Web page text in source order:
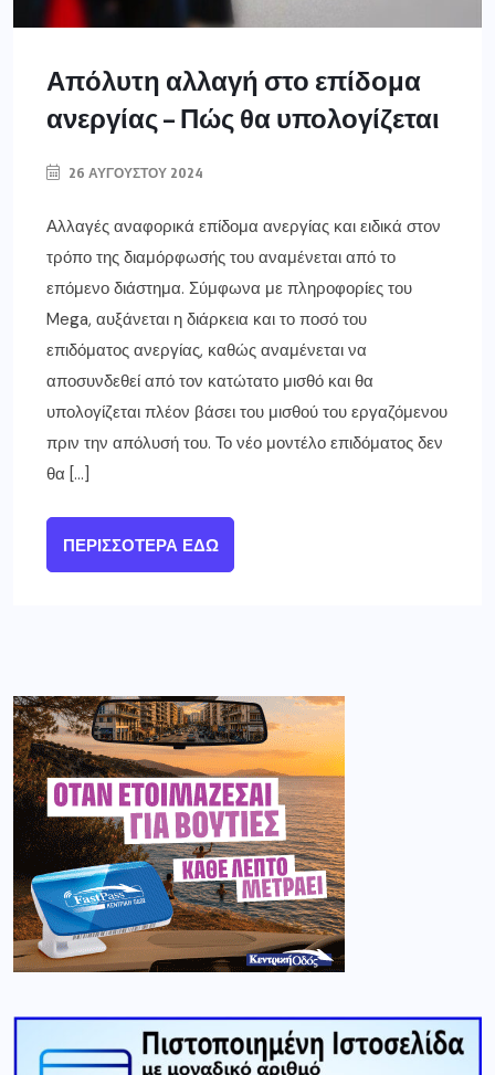
Απόλυτη αλλαγή στο επίδομα
ανεργίας – Πώς θα υπολογίζεται
26 ΑΥΓΟΎΣΤΟΥ 2024
Αλλαγές αναφορικά επίδομα ανεργίας και ειδικά στον
τρόπο της διαμόρφωσής του αναμένεται από το
επόμενο διάστημα. Σύμφωνα με πληροφορίες του
Mega, αυξάνεται η διάρκεια και το ποσό του
επιδόματος ανεργίας, καθώς αναμένεται να
αποσυνδεθεί από τον κατώτατο μισθό και θα
υπολογίζεται πλέον βάσει του μισθού του εργαζόμενου
πριν την απόλυσή του. Το νέο μοντέλο επιδόματος δεν
θα […]
ΠΕΡΙΣΣΌΤΕΡΑ ΕΔΏ